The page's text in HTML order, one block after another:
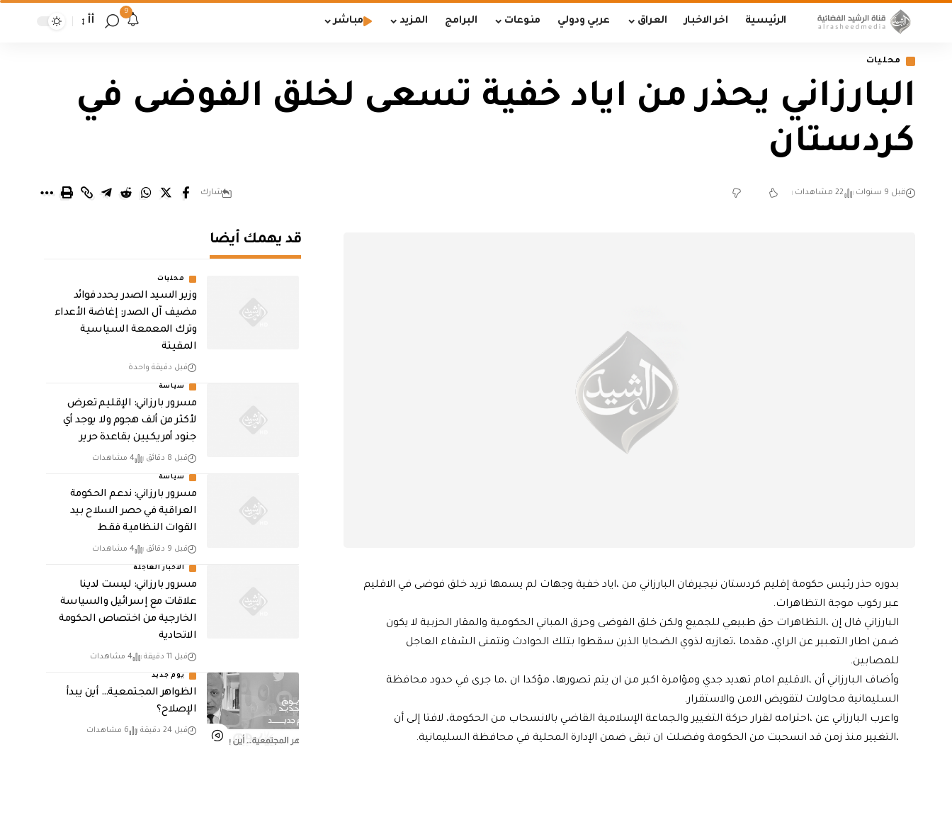
الرئيسية اخر الاخبار العراق عربي ودولي منوعات البرامج المزيد مباشر
9
أأ
محليات
البارزاني يحذر من اياد خفية تسعى لخلق الفوضى في
كردستان
قبل 9 سنوات 22 مشاهدات شارك
بدوره حذر رئيس حكومة إقليم كردستان نيجيرفان البارزاني من ،اياد خفية وجهات لم يسمها تريد خلق فوضى في الاقليم
عبر ركوب موجة التظاهرات.
البارزاني قال إن ،التظاهرات حق طبيعي للجميع ولكن خلق الفوضى وحرق المباني الحكومية والمقار الحزبية لا يكون
ضمن اطار التعبير عن الراي، مقدما ،تعازيه لذوي الضحايا الذين سقطوا بتلك الحوادث ونتمنى الشفاء العاجل
للمصابين.
وأضاف البارزاني أن ،الاقليم امام تهديد جدي ومؤامرة اكبر من ان يتم تصورها، مؤكدا ان ،ما جرى في حدود محافظة
السليمانية محاولات لتقويض الامن والاستقرار.
واعرب البارزاني عن ،احترامه لقرار حركة التغيير والجماعة الإسلامية القاضي بالانسحاب من الحكومة، لافتا إلى أن
،التغيير منذ زمن قد انسحبت من الحكومة وفضلت ان تبقى ضمن الإدارة المحلية في محافظة السليمانية.
قد يهمك أيضا
محليات
وزير السيد الصدر يحدد فوائد
مضيف آل الصدر: إغاضة الأعداء
وترك المعمعة السياسية
المقيتة
قبل دقيقة واحدة
سياسة
مسرور بارزاني: الإقليم تعرض
لأكثر من ألف هجوم ولا يوجد أي
جنود أمريكيين بقاعدة حرير
قبل 8 دقائق 4 مشاهدات
سياسة
مسرور بارزاني: ندعم الحكومة
العراقية في حصر السلاح بيد
القوات النظامية فقط
قبل 9 دقائق 4 مشاهدات
الاخبار العاجلة
مسرور بارزاني: ليست لدينا
علاقات مع إسرائيل والسياسة
الخارجية من اختصاص الحكومة
الاتحادية
قبل 11 دقيقة 4 مشاهدات
يوم جديد
الظواهر المجتمعية… أين يبدأ
الإصلاح؟
قبل 24 دقيقة 6 مشاهدات